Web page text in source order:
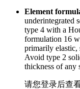
Element
underintegrated
type 4 with a
formulation 16
primarily
Avoid type 2
thickness of any
请您登录后查